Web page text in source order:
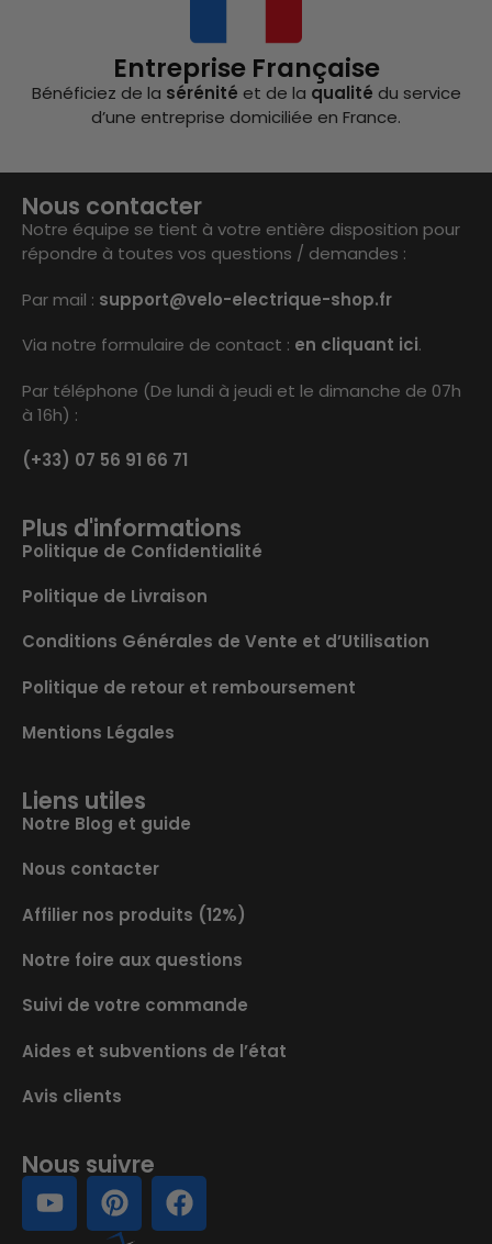
Entreprise Française
Bénéficiez de la sérénité et de la qualité du service
d’une entreprise domiciliée en France.
Nous contacter
Notre équipe se tient à votre entière disposition pour
répondre à toutes vos questions / demandes :
Par mail : support@velo-electrique-shop.fr
Via notre formulaire de contact : en cliquant ici.
Par téléphone (De lundi à jeudi et le dimanche de 07h
à 16h) :
(+33) 07 56 91 66 71
Plus d'informations
Politique de Confidentialité
Politique de Livraison
Conditions Générales de Vente et d’Utilisation
Politique de retour et remboursement
Mentions Légales
Liens utiles
Notre Blog et guide
Nous contacter
Affilier nos produits (12%)
Notre foire aux questions
Suivi de votre commande
Aides et subventions de l’état
Avis clients
Nous suivre